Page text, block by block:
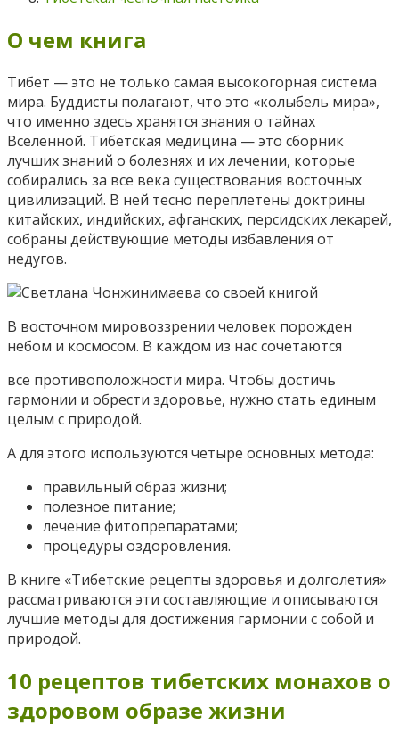
О чем книга
Тибет — это не только самая высокогорная система
мира. Буддисты полагают, что это «колыбель мира»,
что именно здесь хранятся знания о тайнах
Вселенной. Тибетская медицина — это сборник
лучших знаний о болезнях и их лечении, которые
собирались за все века существования восточных
цивилизаций. В ней тесно переплетены доктрины
китайских, индийских, афганских, персидских лекарей,
собраны действующие методы избавления от
недугов.
В восточном мировоззрении человек порожден
небом и космосом. В каждом из нас сочетаются
все противоположности мира. Чтобы достичь
гармонии и обрести здоровье, нужно стать единым
целым с природой.
А для этого используются четыре основных метода:
правильный образ жизни;
полезное питание;
лечение фитопрепаратами;
процедуры оздоровления.
В книге «Тибетские рецепты здоровья и долголетия»
рассматриваются эти составляющие и описываются
лучшие методы для достижения гармонии с собой и
природой.
10 рецептов тибетских монахов о
здоровом образе жизни